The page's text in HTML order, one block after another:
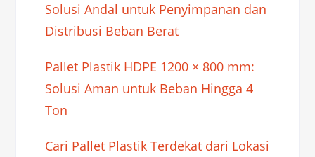
Solusi Andal untuk Penyimpanan dan
Distribusi Beban Berat
Pallet Plastik HDPE 1200 × 800 mm:
Solusi Aman untuk Beban Hingga 4
Ton
Cari Pallet Plastik Terdekat dari Lokasi